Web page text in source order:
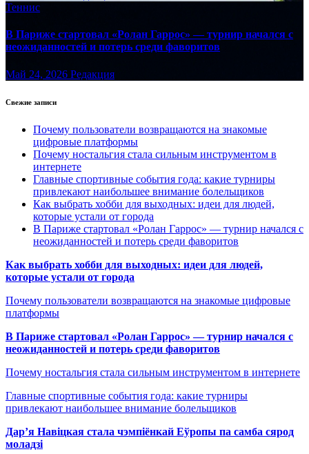
Теннис
В Париже стартовал «Ролан Гаррос» — турнир начался с
неожиданностей и потерь среди фаворитов
Май 24, 2026 Редакция
Свежие записи
Почему пользователи возвращаются на знакомые
цифровые платформы
Почему ностальгия стала сильным инструментом в
интернете
Главные спортивные события года: какие турниры
привлекают наибольшее внимание болельщиков
Как выбрать хобби для выходных: идеи для людей,
которые устали от города
В Париже стартовал «Ролан Гаррос» — турнир начался с
неожиданностей и потерь среди фаворитов
Как выбрать хобби для выходных: идеи для людей,
которые устали от города
Почему пользователи возвращаются на знакомые цифровые
платформы
В Париже стартовал «Ролан Гаррос» — турнир начался с
неожиданностей и потерь среди фаворитов
Почему ностальгия стала сильным инструментом в интернете
Главные спортивные события года: какие турниры
привлекают наибольшее внимание болельщиков
Дар’я Навіцкая стала чэмпіёнкай Еўропы па самба сярод
моладзі